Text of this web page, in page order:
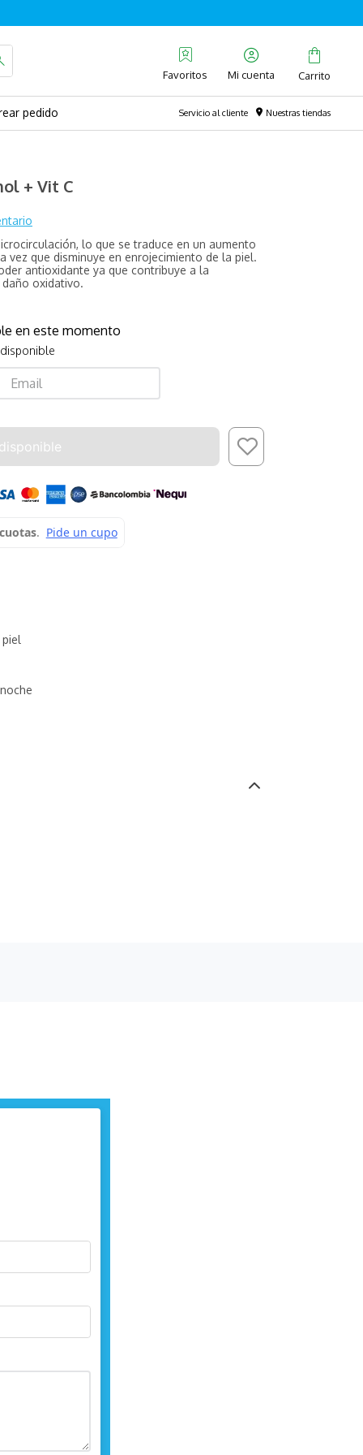
Favoritos
pedido Servicio al cliente Nuestras tiendas
+ Vit C
lo que se traduce en un aumento
vez que disminuye en enrojecimiento de la piel.
antioxidante ya que contribuye a la
oxidativo.
en este momento
noche